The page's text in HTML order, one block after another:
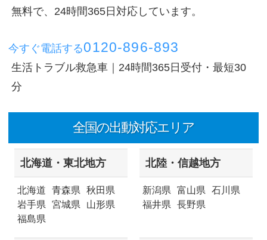
無料で、24時間365日対応しています。
今すぐ電話する0120-896-893
生活トラブル救急車｜24時間365日受付・最短30
分
全国の出動対応エリア
北海道・東北地方
北海道 青森県
秋田県
岩手県
宮城県
山形県
福島県
北陸・信越地方
新潟県 富山県
石川県
福井県
長野県